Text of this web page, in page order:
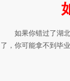
如果你错过了湖
了，你可能拿不到毕